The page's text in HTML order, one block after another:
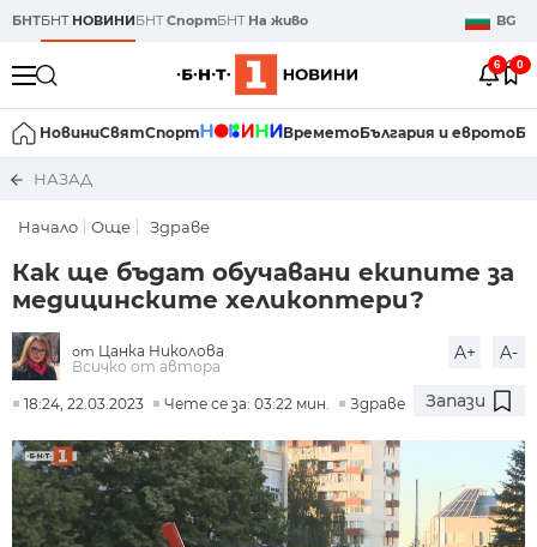
БНТБНТ НОВИНИБНТСпортБНТ На живо BG
6 0
НовиниСвятСпорт ВреметоБългария и еврото
НАЗАД
Начало Още Здраве
Как ще бъдат обучавани екипите за
медицинските хеликоптери?
от Цанка Николова
Всичко от автора
A+ A-
18:24, 22.03.2023 Чете се за: 03:22 мин. Здраве Запази